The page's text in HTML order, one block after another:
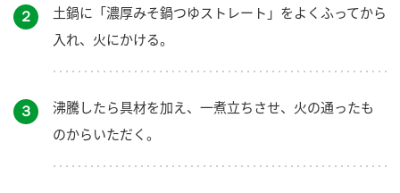
２
土鍋に「濃厚みそ鍋つゆストレート」をよくふってから
入れ、火にかける。
３
沸騰したら具材を加え、一煮立ちさせ、火の通ったも
のからいただく。